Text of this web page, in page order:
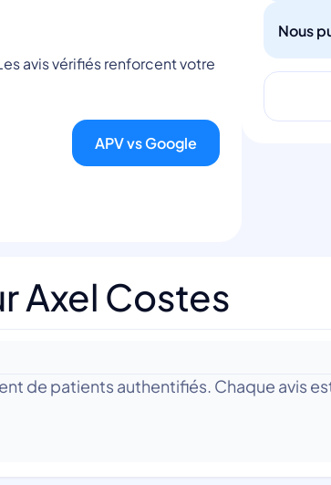
avis vérifiés renforcent votre
APV vs Google
Nous
Axel Costes
de patients authentifiés. Chaque avis